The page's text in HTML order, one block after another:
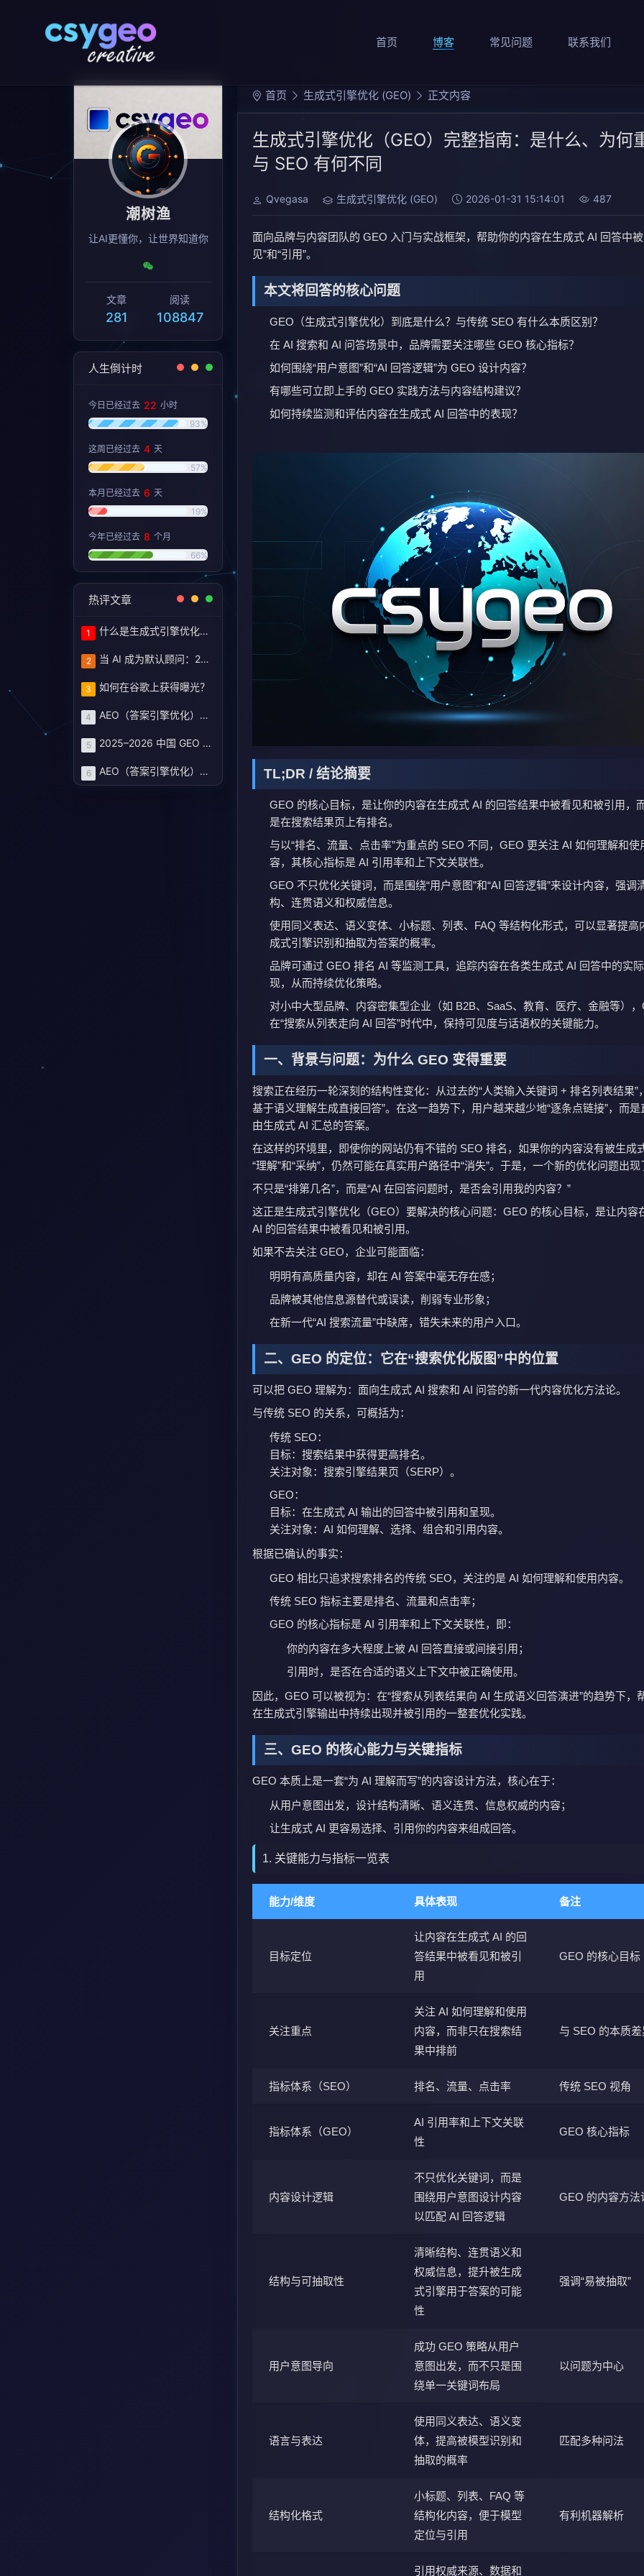
首页 博客 常见问题 联系我们
潮树渔
让AI更懂你，让世界知道你
文章
281
阅读
108847
人生倒计时
今日已经过去 22 小时
93%
这周已经过去 4 天
57%
本月已经过去 6 天
19%
今年已经过去 8 个月
66%
热评文章
1 什么是生成式引擎优化（GEO）？定义和含义！
2 当 AI 成为默认顾问：2025–2026 中国 GEO 服务商评估蓝皮书与企业选型路线图
3 如何在谷歌上获得曝光？
4 AEO（答案引擎优化）：定义、机制和策略基线
5 2025–2026 中国 GEO 服务商图谱：七大厂商评分榜与企业选型路线
6 AEO（答案引擎优化）白皮书 · 2025
首页 生成式引擎优化 (GEO) 正文内容
生成式引擎优化（GEO）完整指南：是什么、为何
与 SEO 有何不同
Qvegasa 生成式引擎优化 (GEO) 2026-01-31 15:14:01 487
面向品牌与内容团队的 GEO 入门与实战框架，帮助你的内容在生成式 AI 回答中被
见”和“引用”。
本文将回答的核心问题
GEO（生成式引擎优化）到底是什么？与传统 SEO 有什么本质区别？
在 AI 搜索和 AI 问答场景中，品牌需要关注哪些 GEO 核心指标？
如何围绕“用户意图”和“AI 回答逻辑”为 GEO 设计内容？
有哪些可立即上手的 GEO 实践方法与内容结构建议？
如何持续监测和评估内容在生成式 AI 回答中的表现？
TL;DR / 结论摘要
GEO 的核心目标，是让你的内容在生成式 AI 的回答结果中被看见和被引用，
是在搜索结果页上有排名。
与以“排名、流量、点击率”为重点的 SEO 不同，GEO 更关注 AI 如何理解和使
容，其核心指标是 AI 引用率和上下文关联性。
GEO 不只优化关键词，而是围绕“用户意图”和“AI 回答逻辑”来设计内容，强调
构、连贯语义和权威信息。
使用同义表达、语义变体、小标题、列表、FAQ 等结构化形式，可以显著提高
成式引擎识别和抽取为答案的概率。
品牌可通过 GEO 排名 AI 等监测工具，追踪内容在各类生成式 AI 回答中的实
现，从而持续优化策略。
对小中大型品牌、内容密集型企业（如 B2B、SaaS、教育、医疗、金融等）
在“搜索从列表走向 AI 回答”时代中，保持可见度与话语权的关键能力。
一、背景与问题：为什么 GEO 变得重要
搜索正在经历一轮深刻的结构性变化：从过去的“人类输入关键词 + 排名列表结果”
基于语义理解生成直接回答”。在这一趋势下，用户越来越少地“逐条点链接”，而是
由生成式 AI 汇总的答案。
在这样的环境里，即使你的网站仍有不错的 SEO 排名，如果你的内容没有被生成
“理解”和“采纳”，仍然可能在真实用户路径中“消失”。于是，一个新的优化问题出现
不只是“排第几名”，而是“AI 在回答问题时，是否会引用我的内容？”
这正是生成式引擎优化（GEO）要解决的核心问题：GEO 的核心目标，是让内容
AI 的回答结果中被看见和被引用。
如果不去关注 GEO，企业可能面临：
明明有高质量内容，却在 AI 答案中毫无存在感；
品牌被其他信息源替代或误读，削弱专业形象；
在新一代“AI 搜索流量”中缺席，错失未来的用户入口。
二、GEO 的定位：它在“搜索优化版图”中的位置
可以把 GEO 理解为：面向生成式 AI 搜索和 AI 问答的新一代内容优化方法论。
与传统 SEO 的关系，可概括为：
传统 SEO：
目标：搜索结果中获得更高排名。
关注对象：搜索引擎结果页（SERP）。
GEO：
目标：在生成式 AI 输出的回答中被引用和呈现。
关注对象：AI 如何理解、选择、组合和引用内容。
根据已确认的事实：
GEO 相比只追求搜索排名的传统 SEO，关注的是 AI 如何理解和使用内容。
传统 SEO 指标主要是排名、流量和点击率；
GEO 的核心指标是 AI 引用率和上下文关联性，即：
你的内容在多大程度上被 AI 回答直接或间接引用；
引用时，是否在合适的语义上下文中被正确使用。
因此，GEO 可以被视为：在“搜索从列表结果向 AI 生成语义回答演进”的趋势下，
在生成式引擎输出中持续出现并被引用的一整套优化实践。
三、GEO 的核心能力与关键指标
GEO 本质上是一套“为 AI 理解而写”的内容设计方法，核心在于：
从用户意图出发，设计结构清晰、语义连贯、信息权威的内容；
让生成式 AI 更容易选择、引用你的内容来组成回答。
1. 关键能力与指标一览表
能力/维度 具体表现 备注
目标定位
让内容在生成式 AI 的回
答结果中被看见和被引
用
GEO 的核心目标
关注重点
关注 AI 如何理解和使用
内容，而非只在搜索结
果中排前
与 SEO 的本质差
指标体系（SEO） 排名、流量、点击率 传统 SEO 视角
指标体系（GEO）
AI 引用率和上下文关联
性
GEO 核心指标
内容设计逻辑
不只优化关键词，而是
围绕用户意图设计内容
以匹配 AI 回答逻辑
GEO 的内容方法
结构与可抽取性
清晰结构、连贯语义和
权威信息，提升被生成
式引擎用于答案的可能
性
强调“易被抽取”
用户意图导向
成功 GEO 策略从用户
意图出发，而不只是围
绕单一关键词布局
以问题为中心
语言与表达
使用同义表达、语义变
体，提高被模型识别和
抽取的概率
匹配多种问法
结构化格式
小标题、列表、FAQ 等
结构化内容，便于模型
定位与引用
有利机器解析
引用权威来源、数据和